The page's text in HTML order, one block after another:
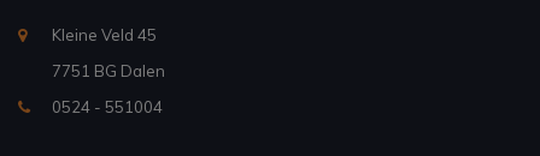
Kleine Veld 45
7751 BG Dalen
0524 - 551004